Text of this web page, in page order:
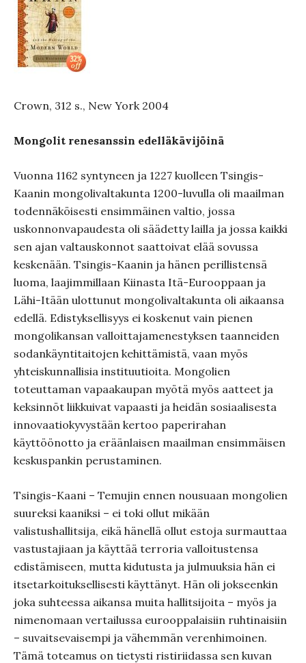
Crown, 312 s., New York 2004
Mongolit renesanssin edelläkävijöinä
Vuonna 1162 syntyneen ja 1227 kuolleen Tsingis-
Kaanin mongolivaltakunta 1200-luvulla oli maailman
todennäköisesti ensimmäinen valtio, jossa
uskonnonvapaudesta oli säädetty lailla ja jossa kaikki
sen ajan valtauskonnot saattoivat elää sovussa
keskenään. Tsingis-Kaanin ja hänen perillistensä
luoma, laajimmillaan Kiinasta Itä-Eurooppaan ja
Lähi-Itään ulottunut mongolivaltakunta oli aikaansa
edellä. Edistyksellisyys ei koskenut vain pienen
mongolikansan valloittajamenestyksen taanneiden
sodankäyntitaitojen kehittämistä, vaan myös
yhteiskunnallisia instituutioita. Mongolien
toteuttaman vapaakaupan myötä myös aatteet ja
keksinnöt liikkuivat vapaasti ja heidän sosiaalisesta
innovaatiokyvystään kertoo paperirahan
käyttöönotto ja eräänlaisen maailman ensimmäisen
keskuspankin perustaminen.
Tsingis-Kaani – Temujin ennen nousuaan mongolien
suureksi kaaniksi – ei toki ollut mikään
valistushallitsija, eikä hänellä ollut estoja surmauttaa
vastustajiaan ja käyttää terroria valloitustensa
edistämiseen, mutta kidutusta ja julmuuksia hän ei
itsetarkoituksellisesti käyttänyt. Hän oli jokseenkin
joka suhteessa aikansa muita hallitsijoita – myös ja
nimenomaan vertailussa eurooppalaisiin ruhtinaisiin
– suvaitsevaisempi ja vähemmän verenhimoinen.
Tämä toteamus on tietysti ristiriidassa sen kuvan